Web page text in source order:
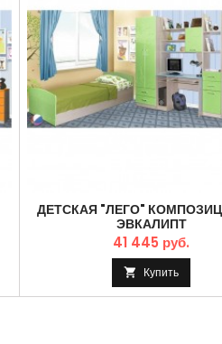
ДЕТСКАЯ "ЛЕГО"
ЭВКАЛИПТ
41 445 руб.
 Купить